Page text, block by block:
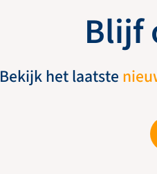
Blijf
Bekijk het laatste